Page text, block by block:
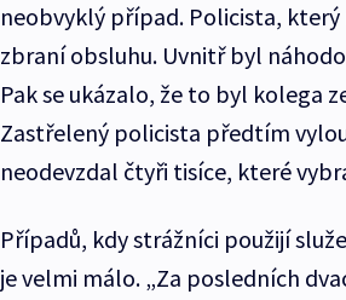
neobvyklý případ. Policista,
zbraní obsluhu. Uvnitř byl
Pak se ukázalo, že to byl kolega
Zastřelený policista předtím
neodevzdal čtyři tisíce, které
Případů, kdy strážníci použijí
je velmi málo. „Za posledních